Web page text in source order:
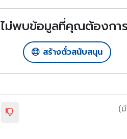
ไม่พบข้อมูลที่คุณต้องกา
สร้างตั๋วสนับสนุน
(